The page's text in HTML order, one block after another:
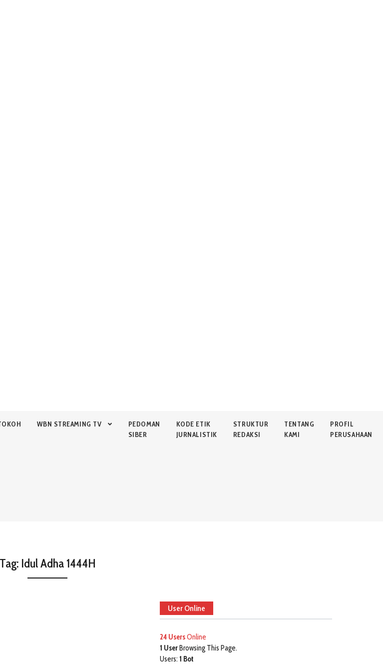
WBN STREAMING TV
PEDOMAN
SIBER
KODE ETIK
JURNALISTIK
STRUKTUR
REDAKSI
TENTANG
KAMI
PROFIL
PERUSAHAAN
Tag: Idul Adha 1444H
User Online
24 UsersOnline
1 UserBrowsing This Page.
Users: 1 Bot